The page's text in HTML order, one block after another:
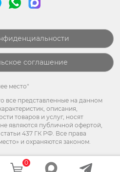
соглашение
место"
все представленные на данном
описания,
товаров и услуг, носят
являются публичной офертой,
437 ГК РФ. Все права
и охраняются законом.
0